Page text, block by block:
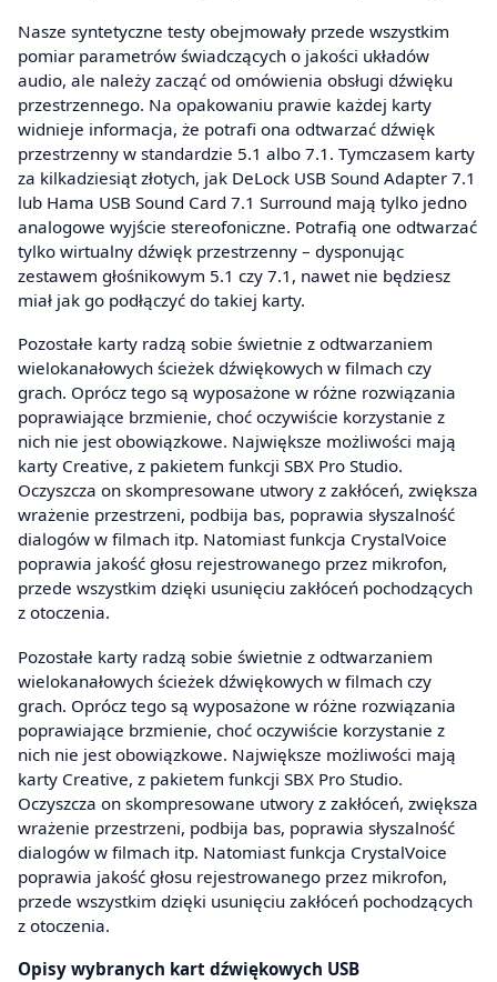
Nasze syntetyczne testy obejmowały przede wszystkim
pomiar parametrów świadczących o jakości układów
audio, ale należy zacząć od omówienia obsługi dźwięku
przestrzennego. Na opakowaniu prawie każdej karty
widnieje informacja, że potrafi ona odtwarzać dźwięk
przestrzenny w standardzie 5.1 albo 7.1. Tymczasem karty
za kilkadziesiąt złotych, jak DeLock USB Sound Adapter 7.1
lub Hama USB Sound Card 7.1 Surround mają tylko jedno
analogowe wyjście stereofoniczne. Potrafią one odtwarzać
tylko wirtualny dźwięk przestrzenny – dysponując
zestawem głośnikowym 5.1 czy 7.1, nawet nie będziesz
miał jak go podłączyć do takiej karty.
Pozostałe karty radzą sobie świetnie z odtwarzaniem
wielokanałowych ścieżek dźwiękowych w filmach czy
grach. Oprócz tego są wyposażone w różne rozwiązania
poprawiające brzmienie, choć oczywiście korzystanie z
nich nie jest obowiązkowe. Największe możliwości mają
karty Creative, z pakietem funkcji SBX Pro Studio.
Oczyszcza on skompresowane utwory z zakłóceń, zwiększa
wrażenie przestrzeni, podbija bas, poprawia słyszalność
dialogów w filmach itp. Natomiast funkcja CrystalVoice
poprawia jakość głosu rejestrowanego przez mikrofon,
przede wszystkim dzięki usunięciu zakłóceń pochodzących
z otoczenia.
Pozostałe karty radzą sobie świetnie z odtwarzaniem
wielokanałowych ścieżek dźwiękowych w filmach czy
grach. Oprócz tego są wyposażone w różne rozwiązania
poprawiające brzmienie, choć oczywiście korzystanie z
nich nie jest obowiązkowe. Największe możliwości mają
karty Creative, z pakietem funkcji SBX Pro Studio.
Oczyszcza on skompresowane utwory z zakłóceń, zwiększa
wrażenie przestrzeni, podbija bas, poprawia słyszalność
dialogów w filmach itp. Natomiast funkcja CrystalVoice
poprawia jakość głosu rejestrowanego przez mikrofon,
przede wszystkim dzięki usunięciu zakłóceń pochodzących
z otoczenia.
Opisy wybranych kart dźwiękowych USB